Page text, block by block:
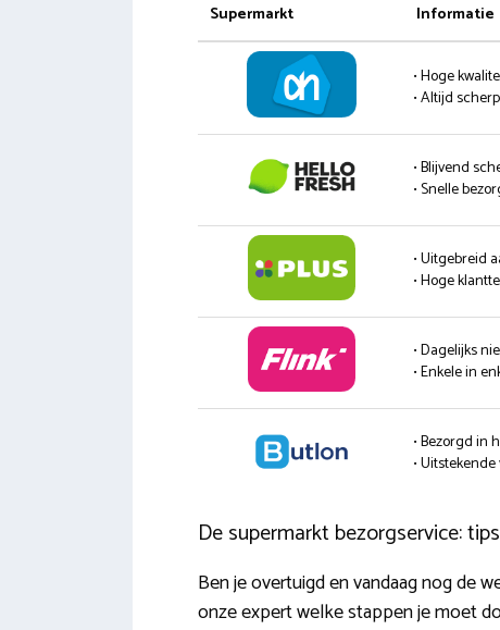
Supermarkt Informatie
• Hoge
• Altijd
• Blijvend
• Snelle
• Uitgebreid
• Hoge
• Dagelijks
• Enkele in
• Bezorgd in
•
De supermarkt bezorgservice:
Ben je overtuigd en vandaag nog de
onze expert welke stappen je moet